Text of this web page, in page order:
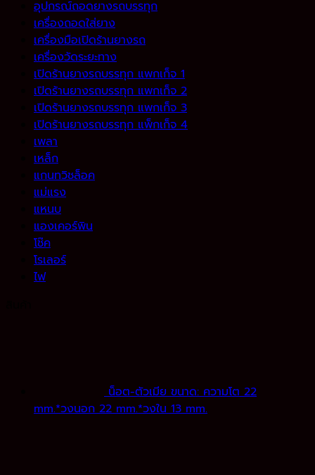
อุปกรณ์ถอดยางรถบรรทุก
เครื่องถอดใส่ยาง
เครื่องมือเปิดร้านยางรถ
เครื่องวัดระยะทาง
เปิดร้านยางรถบรรทุก แพกเก็จ 1
เปิดร้านยางรถบรรทุก แพกเก็จ 2
เปิดร้านยางรถบรรทุก แพกเก็จ 3
เปิดร้านยางรถบรรทุก แพ็กเก็จ 4
เพลา
เหล็ก
แกนทวิชล็อค
แม่แรง
แหนบ
แองเคอร์พิน
โช๊ค
โรเลอร์
ไฟ
น็อต-ตัวเมีย ขนาด: ความโต 22
mm.*วงนอก 22 mm.*วงใน 13 mm.